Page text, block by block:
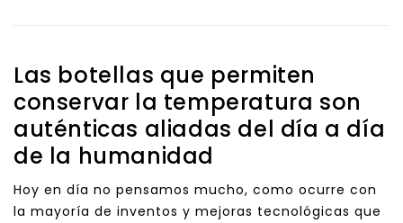
Las botellas que permiten
conservar la temperatura son
auténticas aliadas del día a día
de la humanidad
Hoy en día no pensamos mucho, como ocurre con
la mayoría de inventos y mejoras tecnológicas que